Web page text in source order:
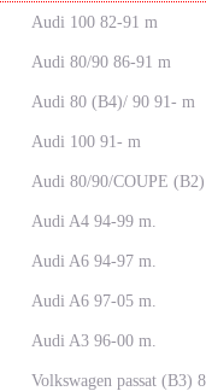
Audi 100 82-91 m
Audi 80/90 86-91 m
Audi 80 (B4)/ 90 91- m
Audi 100 91- m
Audi 80/90/COUPE
Audi A4 94-99 m.
Audi A6 94-97 m.
Audi A6 97-05 m.
Audi A3 96-00 m.
Volkswagen passat (B3)